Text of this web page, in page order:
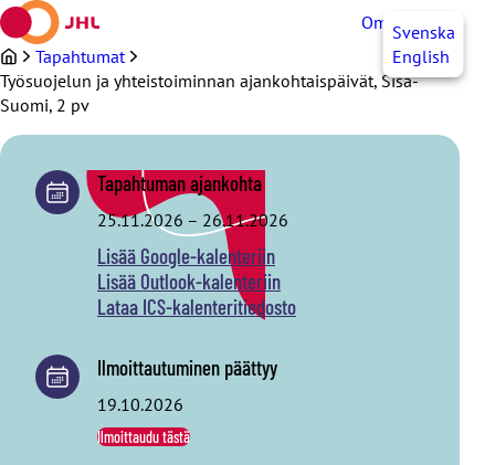
Siirry
sisältöön
OmaJHLSvenska
English
Tapahtumat
Työsuojelun ja yhteistoiminnan ajankohtaispäivät, Sisä-
Suomi, 2 pv
Tapahtuman ajankohta
25.11.2026 – 26.11.2026
Lisää Google-kalenteriin
Lisää Outlook-kalenteriin
Lataa ICS-kalenteritiedosto
Ilmoittautuminen päättyy
19.10.2026
Ilmoittaudu tästä